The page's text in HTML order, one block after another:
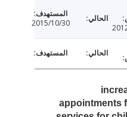
2015/10/30